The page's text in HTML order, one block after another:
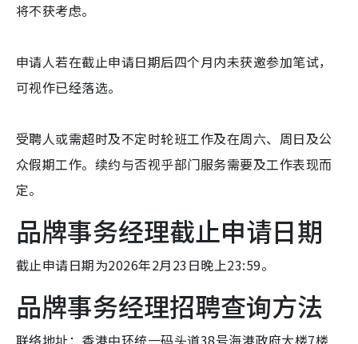
将不获考虑。
申请人若在截止申请日期后四个月内未获邀参加笔试，
可视作已经落选。
受聘人或需超时及不定时轮班工作及在周六、周日及公
众假期工作。续约与否视乎部门服务需要及工作表现而
定。
品牌事务经理截止申请日期
截止申请日期为2026年2月23日晚上23:59。
品牌事务经理招聘查询方法